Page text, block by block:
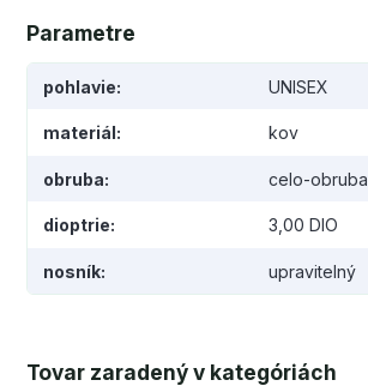
Parametre
pohlavie UNISEX
materiál kov
obruba celo-obruba
dioptrie 3,00 DIO
nosník upravitelný
Tovar zaradený v kategóriách